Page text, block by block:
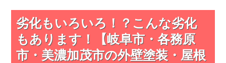
劣化もいろいろ！？こんな劣化
もあります！【岐阜市・各務原
市・美濃加茂市の外壁塗装・屋根